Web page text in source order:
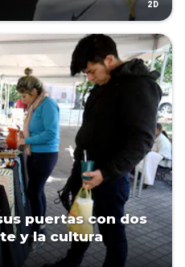
2D
puertas con dos
y la cultura